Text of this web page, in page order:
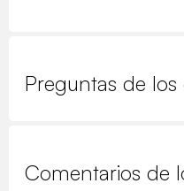
Preguntas de los
Comentarios de